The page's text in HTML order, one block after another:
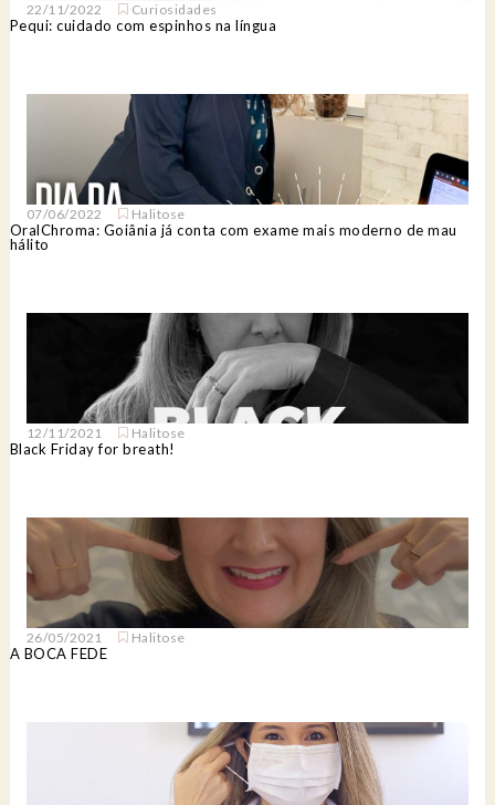
22/11/2022 Curiosidades
Pequi: cuidado com espinhos na língua
07/06/2022 Halitose
OralChroma: Goiânia já conta com exame mais moderno de mau
hálito
12/11/2021 Halitose
Black Friday for breath!
26/05/2021 Halitose
A BOCA FEDE